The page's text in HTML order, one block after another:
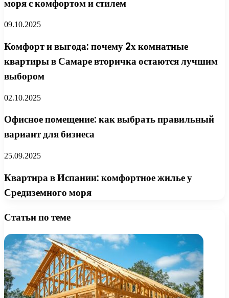
моря с комфортом и стилем
09.10.2025
Комфорт и выгода: почему 2х комнатные
квартиры в Самаре вторичка остаются лучшим
выбором
02.10.2025
Офисное помещение: как выбрать правильный
вариант для бизнеса
25.09.2025
Квартира в Испании: комфортное жилье у
Средиземного моря
Статьи по теме